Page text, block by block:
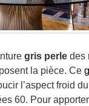
gris perle des
la pièce. Ce
l’aspect froid
60. Pour